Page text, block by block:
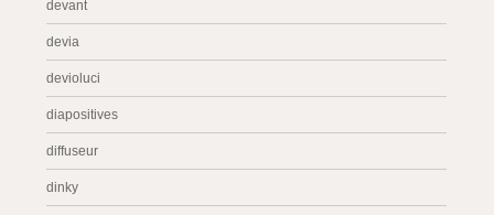
devant
devia
devioluci
diapositives
diffuseur
dinky